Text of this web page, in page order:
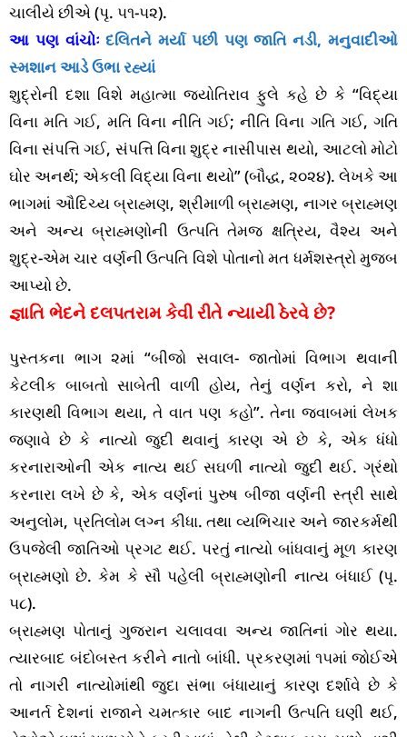
ચાલીયે છીએ (પૃ. ૫૧-૫૨).
આ પણ વાંચોઃદલિતને મર્યા પછી પણ જાતિ નડી, મનુવાદીઓ
સ્મશાન આડે ઉભા રહ્યાં
શુદ્રોની દશા વિશે મહાત્મા જ્યોતિરાવ ફુલે કહે છે કે “વિદ્યા
વિના મતિ ગઈ, મતિ વિના નીતિ ગઈ; નીતિ વિના ગતિ ગઈ, ગતિ
વિના સંપત્તિ ગઈ, સંપત્તિ વિના શુદ્ર નાસીપાસ થયો, આટલો મોટો
ઘોર અનર્થ; એકલી વિદ્યા વિના થયો” (બૌદ્ધ, ૨૦૨૪). લેખકે આ
ભાગમાં ઔદિચ્ય બ્રાહ્મણ, શ્રીમાળી બ્રાહ્મણ, નાગર બ્રાહ્મણ
અને અન્ય બ્રાહ્મણોની ઉત્પતિ તેમજ ક્ષત્રિય, વૈશ્ય અને
શુદ્ર-એમ ચાર વર્ણની ઉત્પતિ વિશે પોતાનો મત ધર્મશસ્ત્રો મુજબ
આપ્યો છે.
જ્ઞાતિ ભેદને દલપતરામ કેવી રીતે ન્યાયી ઠેરવે છે?
પુસ્તકના ભાગ ૨માં “બીજો સવાલ- જાતોમાં વિભાગ થવાની
કેટલીક બાબતો સાબેતી વાળી હોય, તેનું વર્ણન કરો, ને શા
કારણથી વિભાગ થયા, તે વાત પણ કહો”. તેના જવાબમાં લેખક
જણાવે છે કે નાત્યો જુદી થવાનું કારણ એ છે કે, એક ધંધો
કરનારાઓની એક નાત્ય થઈ સઘળી નાત્યો જુદી થઈ. ગ્રંથો
કરનારા લખે છે કે, એક વર્ણનાં પુરુષ બીજા વર્ણની સ્ત્રી સાથે
અનુલોમ, પ્રતિલોમ લગ્ન કીધા. તથા વ્યભિચાર અને જારકર્મથી
ઉપજેલી જાતિઓ પ્રગટ થઈ. પરતું નાત્યો બાંધવાનું મૂળ કારણ
બ્રાહ્મણો છે. કેમ કે સૌ પહેલી બ્રાહ્મણોની નાત્ય બંધાઈ (પૃ.
૫૮).
બ્રાહ્મણ પોતાનું ગુજરાન ચલાવવા અન્ય જાતિનાં ગોર થયા.
ત્યારબાદ બંદોબસ્ત કરીને નાતો બાંધી. પ્રકરણમાં ૧૫માં જોઈએ
તો નાગરી નાત્યોમાંથી જુદા સંભા બંધાયાનું કારણ દર્શાવે છે કે
આનર્ત દેશનાં રાજાને ચમત્કાર બાદ નાગની ઉત્પતિ ઘણી થઈ,